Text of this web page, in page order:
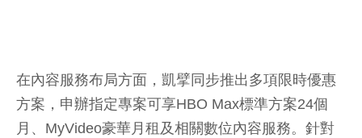
在內容服務布局方面，凱擘同步推出多項限時優惠
方案，申辦指定專案可享HBO Max標準方案24個
月、MyVideo豪華月租及相關數位內容服務。針對